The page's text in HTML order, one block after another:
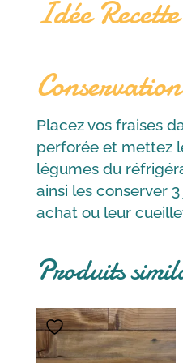
Idée Recette
Conservation
Placez vos fraises
perforée et mettez
légumes du
ainsi les conserver
achat ou leur
Produits